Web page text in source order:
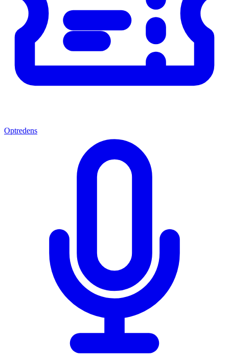
Optredens